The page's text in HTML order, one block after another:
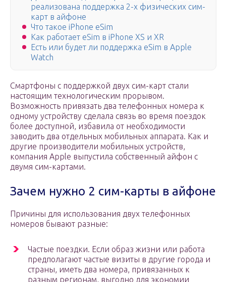
реализована поддержка 2-х физических сим-
карт в айфоне
Что такое iPhone eSim
Как работает eSim в iPhone XS и XR
Есть или будет ли поддержка eSim в Apple
Watch
Смартфоны с поддержкой двух сим-карт стали
настоящим технологическим прорывом.
Возможность привязать два телефонных номера к
одному устройству сделала связь во время поездок
более доступной, избавила от необходимости
заводить два отдельных мобильных аппарата. Как и
другие производители мобильных устройств,
компания Apple выпустила собственный айфон с
двумя сим-картами.
Зачем нужно 2 сим-карты в айфоне
Причины для использования двух телефонных
номеров бывают разные:
Частые поездки. Если образ жизни или работа
предполагают частые визиты в другие города и
страны, иметь два номера, привязанных к
разным регионам, выгодно для экономии